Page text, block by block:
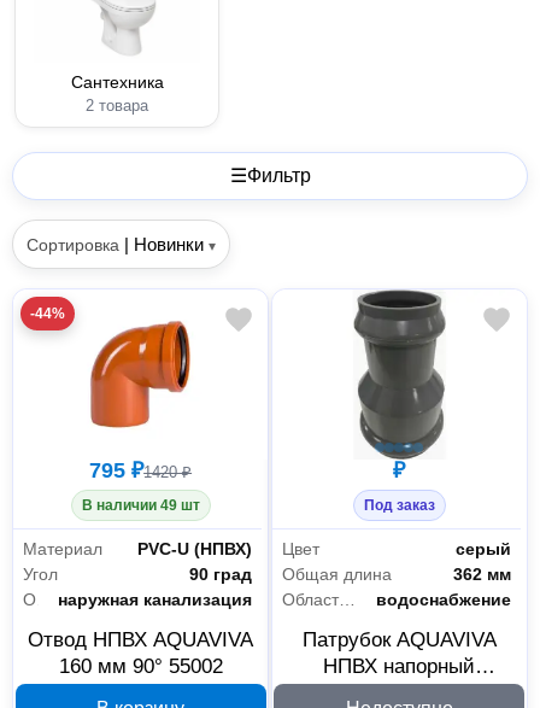
Сантехника
2 товара
☰Фильтр
Сортировка | Новинки ▾
-44%
795 ₽1420 ₽
В наличии 49 шт
Материал
PVC-U (НПВХ)
Угол
90 град
наружная канализация
Отвод НПВХ AQUAVIVA
160 мм 90° 55002
₽
Под заказ
Цвет
серый
Общая длина
362 мм
Область применения
водоснабжение
Патрубок AQUAVIVA
НПВХ напорный